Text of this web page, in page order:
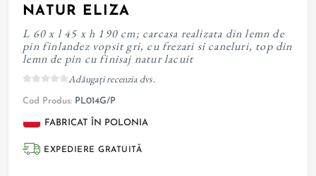
NATUR ELIZA
L 60 x l 45 x h 190 cm; carcasa realizata din lemn de
pin finlandez vopsit gri, cu frezari si caneluri, top din
lemn de pin cu finisaj natur lacuit
Adăugați recenzia dvs.
Cod Produs: PL014G/P
FABRICAT ÎN POLONIA
EXPEDIERE GRATUITĂ